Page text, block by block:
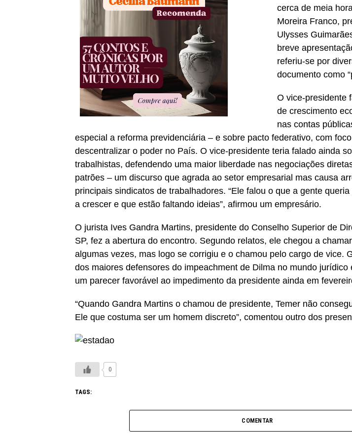
cerca de meia
Moreira Franco,
Ulysses
breve
referiu-se por
documento como
O vice-presidente
de crescimento
nas contas
especial a reforma previdenciária – e sobre pacto federativo, com
descentralizar o poder no País. O vice-presidente teria falado ainda
trabalhistas, defendendo uma maior liberdade nas negociações
patrões – um discurso que agrada ao setor empresarial mas causa
principais sindicatos de trabalhadores. “Ele falou o que a gente
a crescer e que estão faltando ideias”, afirmou um empresário.
O jurista Ives Gandra Martins, presidente do Conselho Superior de
SP, fez a abertura do encontro. Segundo relatos, ele chegou a
algumas vezes, mas logo se corrigiu e o chamou pelo cargo de vice.
dos maiores defensores do impeachment de Dilma no mundo jurídico
um parecer favorável ao impedimento da presidente ainda em
“Quando Gandra Martins o chamou de presidente, Temer não
Ele que costuma ser um homem discreto”, comentou outro dos
0
TAGS:
COMENTAR